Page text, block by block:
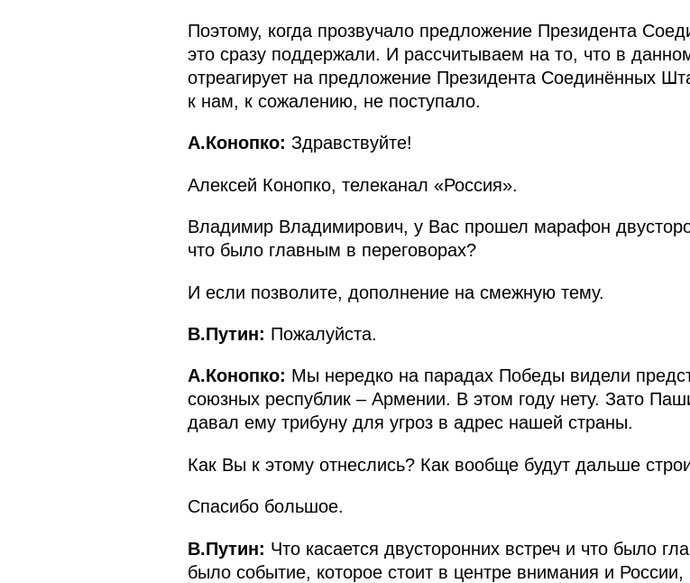
Поэтому, когда прозвучало предложение Президента
это сразу поддержали. И рассчитываем на то, что в
отреагирует на предложение Президента Соединённых
к нам, к сожалению, не поступало.
А.Конопко: Здравствуйте!
Алексей Конопко, телеканал «Россия».
Владимир Владимирович, у Вас прошел марафон
что было главным в переговорах?
И если позволите, дополнение на смежную тему.
В.Путин: Пожалуйста.
А.Конопко: Мы нередко на парадах Победы видели
союзных республик – Армении. В этом году нету. Зато
давал ему трибуну для угроз в адрес нашей страны.
Как Вы к этому отнеслись? Как вообще будут дальше
Спасибо большое.
В.Путин: Что касается двусторонних встреч и что было
было событие, которое стоит в центре внимания и